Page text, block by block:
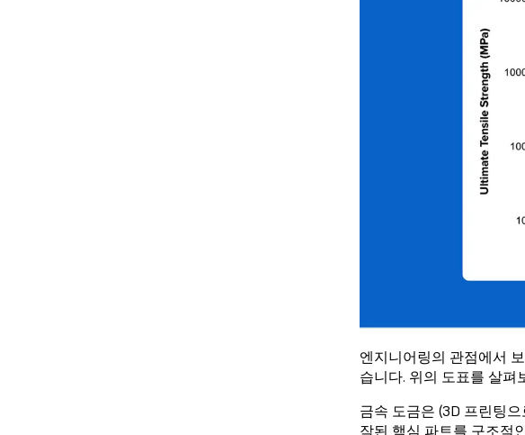
엔지니어링의 관점에서
습니다. 위의 도표를 살펴
금속 도금은 (3D 프린팅
작된 핵심 파트를 구조적